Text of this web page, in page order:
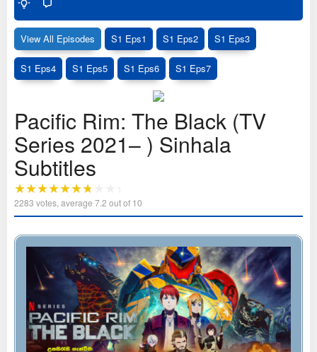
View All Episodes S1 Eps1 S1 Eps2 S1 Eps3
S1 Eps4 S1 Eps5 S1 Eps6 S1 Eps7
Pacific Rim: The Black (TV
Series 2021– ) Sinhala
Subtitles
2283 votes, average 7.2 out of 10